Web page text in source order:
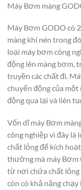
Máy Bơm màng
Máy Bơm GODO có
màng khí nén trong
loại máy bơm công
động lên màng bơm,
truyền các chất đi.
chuyển động của
động qua lại và liên
Vốn dĩ máy Bơm
công nghiệp vì đây là
chất lỏng để kích
thường mà máy Bơm
từ nơi chứa chất lỏng
còn có khả năng